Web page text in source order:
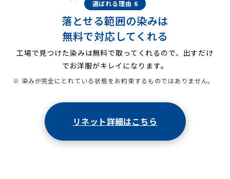
選ばれる理由 6
落とせる範囲の染みは
無料で対応してくれる
工場で見つけた染みは無料で取ってくれるので、出すだけ
でお洋服がキレイになります。
※ 染みが完全にとれている状態をお約束するものではありません。
リネット詳細はこちら